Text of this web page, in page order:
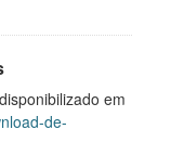
em
de-